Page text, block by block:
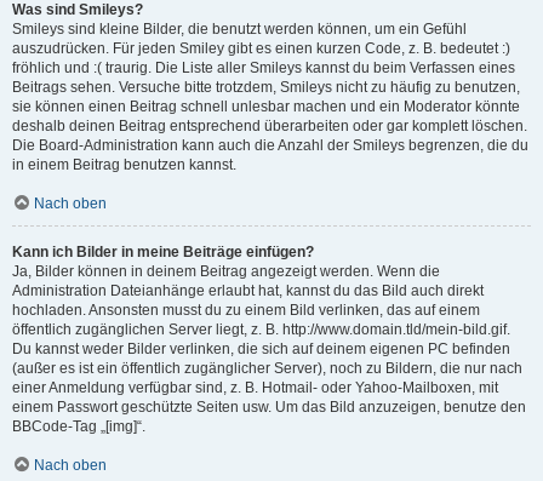
Was sind Smileys?
Smileys sind kleine Bilder, die benutzt werden können, um ein Gefühl
auszudrücken. Für jeden Smiley gibt es einen kurzen Code, z. B. bedeutet :)
fröhlich und :( traurig. Die Liste aller Smileys kannst du beim Verfassen eines
Beitrags sehen. Versuche bitte trotzdem, Smileys nicht zu häufig zu benutzen,
sie können einen Beitrag schnell unlesbar machen und ein Moderator könnte
deshalb deinen Beitrag entsprechend überarbeiten oder gar komplett löschen.
Die Board-Administration kann auch die Anzahl der Smileys begrenzen, die du
in einem Beitrag benutzen kannst.
Nach oben
Kann ich Bilder in meine Beiträge einfügen?
Ja, Bilder können in deinem Beitrag angezeigt werden. Wenn die
Administration Dateianhänge erlaubt hat, kannst du das Bild auch direkt
hochladen. Ansonsten musst du zu einem Bild verlinken, das auf einem
öffentlich zugänglichen Server liegt, z. B. http://www.domain.tld/mein-bild.gif.
Du kannst weder Bilder verlinken, die sich auf deinem eigenen PC befinden
(außer es ist ein öffentlich zugänglicher Server), noch zu Bildern, die nur nach
einer Anmeldung verfügbar sind, z. B. Hotmail- oder Yahoo-Mailboxen, mit
einem Passwort geschützte Seiten usw. Um das Bild anzuzeigen, benutze den
BBCode-Tag „[img]“.
Nach oben